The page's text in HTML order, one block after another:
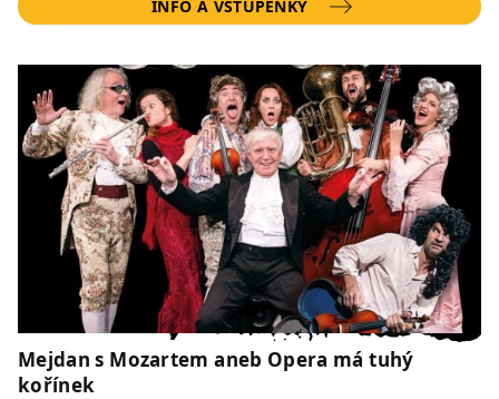
INFO A VSTUPENKY
Mejdan s Mozartem aneb Opera má tuhý
kořínek